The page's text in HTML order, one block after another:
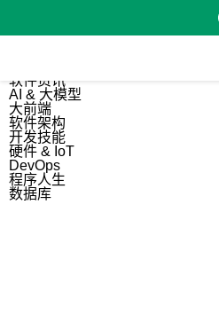
软件资讯
AI & 大模型
大前端
软件架构
开发技能
硬件 & IoT
DevOps
程序人生
数据库